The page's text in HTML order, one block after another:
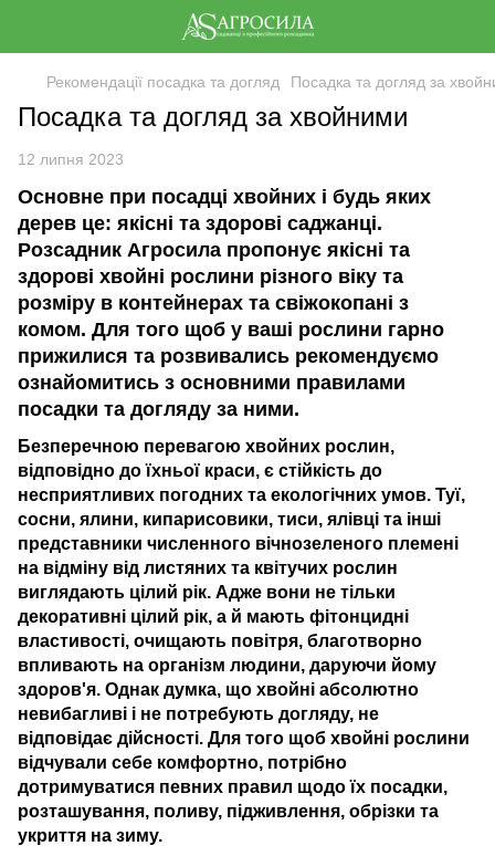
Рекомендації посадка та догляд Посадка та догляд за
Посадка та догляд за хвойними
12 липня 2023
Основне при посадці хвойних і будь яких
дерев це: якісні та здорові саджанці.
Розсадник Агросила пропонує якісні та
здорові хвойні рослини різного віку та
розміру в контейнерах та свіжокопані з
комом. Для того щоб у ваші рослини гарно
прижилися та розвивались рекомендуємо
ознайомитись з основними правилами
посадки та догляду за ними.
Безперечною перевагою хвойних рослин,
відповідно до їхньої краси, є стійкість до
несприятливих погодних та екологічних умов. Туї,
сосни, ялини, кипарисовики, тиси, ялівці та інші
представники численного вічнозеленого племені
на відміну від листяних та квітучих рослин
виглядають цілий рік. Адже вони не тільки
декоративні цілий рік, а й мають фітонцидні
властивості, очищають повітря, благотворно
впливають на організм людини, даруючи йому
здоров'я. Однак думка, що хвойні абсолютно
невибагливі і не потребують догляду, не
відповідає дійсності. Для того щоб хвойні рослини
відчували себе комфортно, потрібно
дотримуватися певних правил щодо їх посадки,
розташування, поливу, підживлення, обрізки та
укриття на зиму.